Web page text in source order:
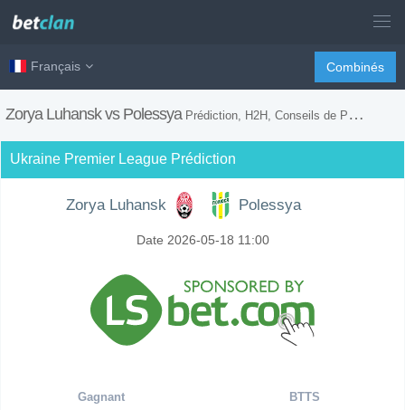
Français Combinés
Zorya Luhansk vs Polessya Prédiction, H2H, Conseils de Paris et Prévision du Match
Ukraine Premier League Prédiction
Zorya Luhansk Polessya
Date 2026-05-18 11:00
Gagnant BTTS